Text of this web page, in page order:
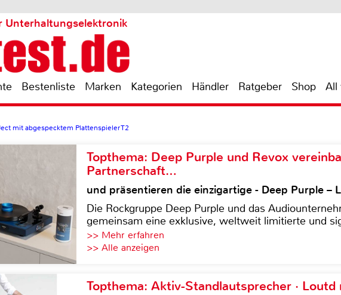
Unterhaltungselektronik
Bestenliste Marken Kategorien Händler Ratgeber Shop All
mit abgespecktem Plattenspieler T2
Topthema: Deep Purple und Revox
Partnerschaft…
und präsentieren die einzigartige - Deep Purple –
Die Rockgruppe Deep Purple und das
gemeinsam eine exklusive, weltweit limitierte und
>> Mehr erfahren
>> Alle anzeigen
Topthema: Aktiv-Standlautsprecher · Loutd